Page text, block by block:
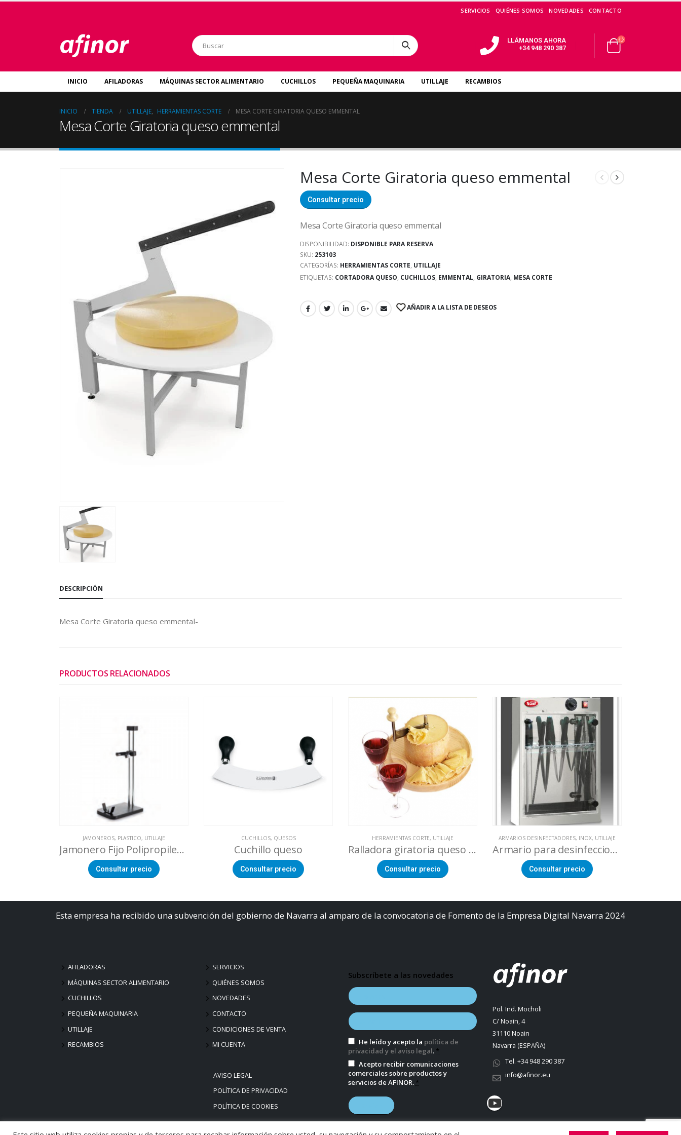
SERVICIOS QUIÉNES SOMOS NOVEDADES CONTACTO
LLÁMANOS AHORA
+34 948 290 387
INICIO AFILADORAS MÁQUINAS SECTOR ALIMENTARIO CUCHILLOS PEQUEÑA MAQUINARIA UTILLAJE RECAMBIOS
INICIO TIENDA UTILLAJE, HERRAMIENTAS CORTE MESA CORTE GIRATORIA QUESO EMMENTAL
Mesa Corte Giratoria queso emmental
Mesa Corte Giratoria queso emmental
Consultar precio
Mesa Corte Giratoria queso emmental
DISPONIBILIDAD: DISPONIBLE PARA RESERVA
SKU: 253103
CATEGORÍAS: HERRAMIENTAS CORTE, UTILLAJE
ETIQUETAS: CORTADORA QUESO, CUCHILLOS, EMMENTAL, GIRATORIA, MESA CORTE
AÑADIR A LA LISTA DE DESEOS
DESCRIPCIÓN
Mesa Corte Giratoria queso emmental-
PRODUCTOS RELACIONADOS
JAMONEROS, PLASTICO, UTILLAJE
Jamonero Fijo Polipropileno
Consultar precio
CUCHILLOS, QUESOS
Cuchillo queso
Consultar precio
HERRAMIENTAS CORTE, UTILLAJE
Ralladora giratoria queso «Guirolle»
Consultar precio
ARMARIOS DESINFECTADORES, INOX, UTILLAJE
Armario para desinfeccion cuchillos
Consultar precio
Esta empresa ha recibido una subvención del gobierno de Navarra al amparo de la convocatoria de Fomento de la Empresa Digital Navarra 2024
AFILADORAS
MÁQUINAS SECTOR ALIMENTARIO
CUCHILLOS
PEQUEÑA MAQUINARIA
UTILLAJE
RECAMBIOS
SERVICIOS
QUIÉNES SOMOS
NOVEDADES
CONTACTO
CONDICIONES DE VENTA
MI CUENTA
AVISO LEGAL
POLÍTICA DE PRIVACIDAD
POLÍTICA DE COOKIES
Subscríbete a las novedades
He leído y acepto la política de
privacidad y el aviso legal. *
Acepto recibir comunicaciones
comerciales sobre productos y
servicios de AFINOR. *
Pol. Ind. Mocholi
C/ Noain, 4
31110 Noain
Navarra (ESPAÑA)
Tel. +34 948 290 387
info@afinor.eu